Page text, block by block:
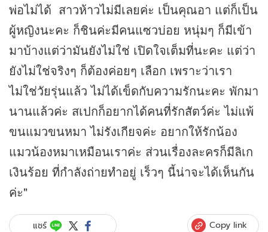
พ่อไม่ได้ สาวห้าวไม่มีเลยค่ะ เป็นคุณอา แต่ก็เป็น
ผู้หญิงนะคะ ก็ชินค่ะมีคนแซวบ่อย หนุ่มๆ ก็มีเข้า
มาบ้างแต่ว่ามันยังไม่ใช่ เปิดใจเต็มที่นะคะ แต่ว่า
ยังไม่ใช่จริงๆ ก็ต้องค่อยๆ เลือก เพราะว่าเรา
ไม่ใช่วัยรุ่นแล้ว ไม่ได้เข็ดกับความรักนะคะ พักมา
นานแล้วค่ะ สเปกก็อยากได้คนที่รักสัตว์ค่ะ ไม่แพ้
ขนแมวขนหมา ไม่รังเกียจค่ะ อยากให้รักน้อง
แมวน้องหมาเหมือนเราค่ะ ส่วนเรื่องละครก็มีลิเก
เงินร้อย ที่กำลังถ่ายทำอยู่ เร็วๆ นี้น่าจะได้เห็นกัน
ค่ะ"
แชร์ Copy link